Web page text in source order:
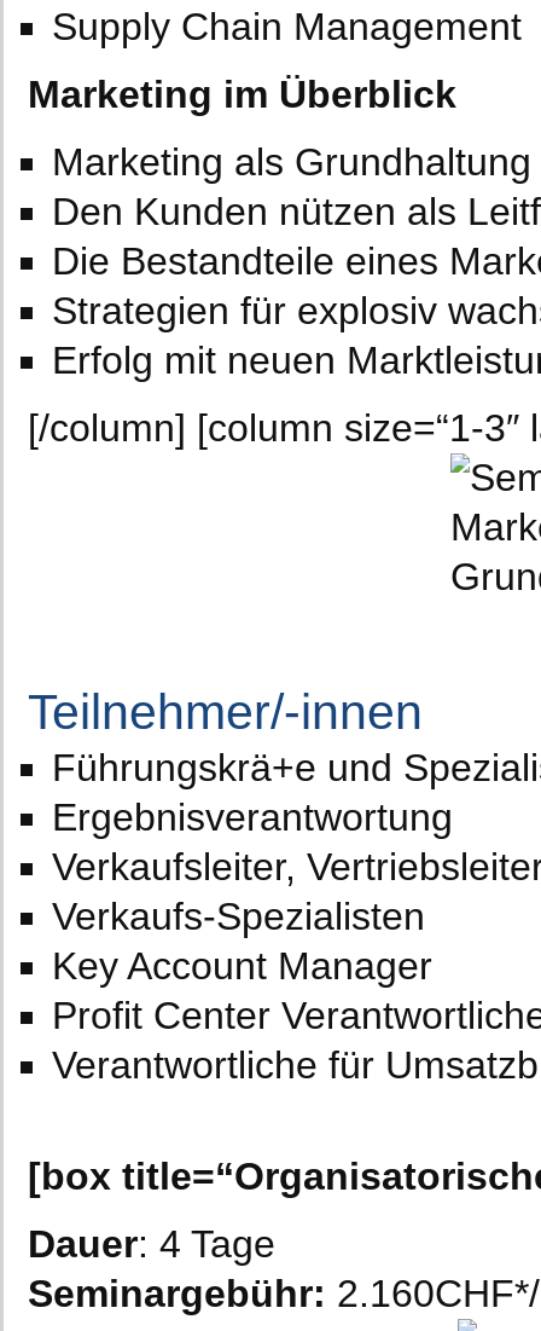
Supply Chain Management
Marketing im Überblick
Marketing als
Den Kunden nützen als
Die Bestandteile eines
Strategien für explosiv
Erfolg mit neuen
[/column] [column size=“1-3″
Teilnehmer/-innen
Führungskrä+e und
Ergebnisverantwortung
Verkaufsleiter,
Verkaufs-Spezialisten
Key Account Manager
Profit Center
Verantwortliche für
[box title=“
Dauer: 4 Tage
Seminargebühr: